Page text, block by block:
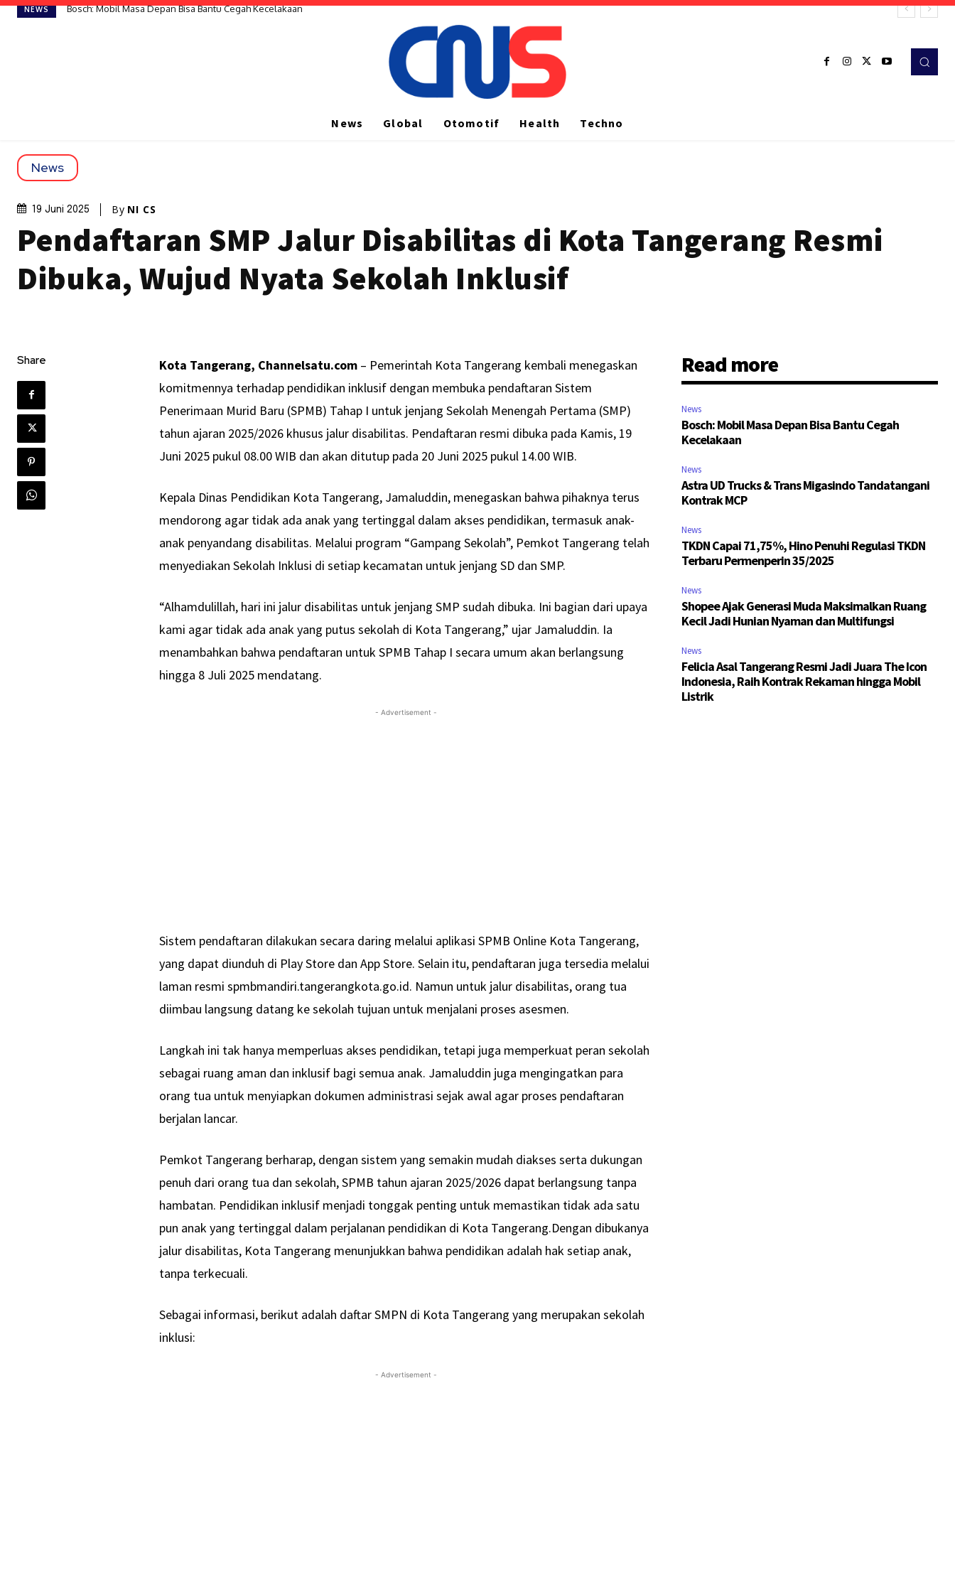
NEWS Bosch: Mobil Masa Depan Bisa Bantu Cegah Kecelakaan
News Global Otomotif Health Techno
News
19 Juni 2025 By NI CS
Pendaftaran SMP Jalur Disabilitas di Kota Tangerang Resmi
Dibuka, Wujud Nyata Sekolah Inklusif
Share Kota Tangerang, Channelsatu.com – Pemerintah Kota Tangerang kembali menegaskan
komitmennya terhadap pendidikan inklusif dengan membuka pendaftaran Sistem
Penerimaan Murid Baru (SPMB) Tahap I untuk jenjang Sekolah Menengah Pertama (SMP)
tahun ajaran 2025/2026 khusus jalur disabilitas. Pendaftaran resmi dibuka pada Kamis, 19
Juni 2025 pukul 08.00 WIB dan akan ditutup pada 20 Juni 2025 pukul 14.00 WIB.
Kepala Dinas Pendidikan Kota Tangerang, Jamaluddin, menegaskan bahwa pihaknya terus
mendorong agar tidak ada anak yang tertinggal dalam akses pendidikan, termasuk anak-
anak penyandang disabilitas. Melalui program “Gampang Sekolah”, Pemkot Tangerang telah
menyediakan Sekolah Inklusi di setiap kecamatan untuk jenjang SD dan SMP.
“Alhamdulillah, hari ini jalur disabilitas untuk jenjang SMP sudah dibuka. Ini bagian dari upaya
kami agar tidak ada anak yang putus sekolah di Kota Tangerang,” ujar Jamaluddin. Ia
menambahkan bahwa pendaftaran untuk SPMB Tahap I secara umum akan berlangsung
hingga 8 Juli 2025 mendatang.
- Advertisement -
Sistem pendaftaran dilakukan secara daring melalui aplikasi SPMB Online Kota Tangerang,
yang dapat diunduh di Play Store dan App Store. Selain itu, pendaftaran juga tersedia melalui
laman resmi spmbmandiri.tangerangkota.go.id. Namun untuk jalur disabilitas, orang tua
diimbau langsung datang ke sekolah tujuan untuk menjalani proses asesmen.
Langkah ini tak hanya memperluas akses pendidikan, tetapi juga memperkuat peran sekolah
sebagai ruang aman dan inklusif bagi semua anak. Jamaluddin juga mengingatkan para
orang tua untuk menyiapkan dokumen administrasi sejak awal agar proses pendaftaran
berjalan lancar.
Pemkot Tangerang berharap, dengan sistem yang semakin mudah diakses serta dukungan
penuh dari orang tua dan sekolah, SPMB tahun ajaran 2025/2026 dapat berlangsung tanpa
hambatan. Pendidikan inklusif menjadi tonggak penting untuk memastikan tidak ada satu
pun anak yang tertinggal dalam perjalanan pendidikan di Kota Tangerang.Dengan dibukanya
jalur disabilitas, Kota Tangerang menunjukkan bahwa pendidikan adalah hak setiap anak,
tanpa terkecuali.
Sebagai informasi, berikut adalah daftar SMPN di Kota Tangerang yang merupakan sekolah
inklusi:
- Advertisement -
Read more
News
Bosch: Mobil Masa Depan Bisa Bantu Cegah
Kecelakaan
News
Astra UD Trucks & Trans Migasindo Tandatangani
Kontrak MCP
News
TKDN Capai 71,75%, Hino Penuhi Regulasi TKDN
Terbaru Permenperin 35/2025
News
Shopee Ajak Generasi Muda Maksimalkan Ruang
Kecil Jadi Hunian Nyaman dan Multifungsi
News
Felicia Asal Tangerang Resmi Jadi Juara The Icon
Indonesia, Raih Kontrak Rekaman hingga Mobil
Listrik